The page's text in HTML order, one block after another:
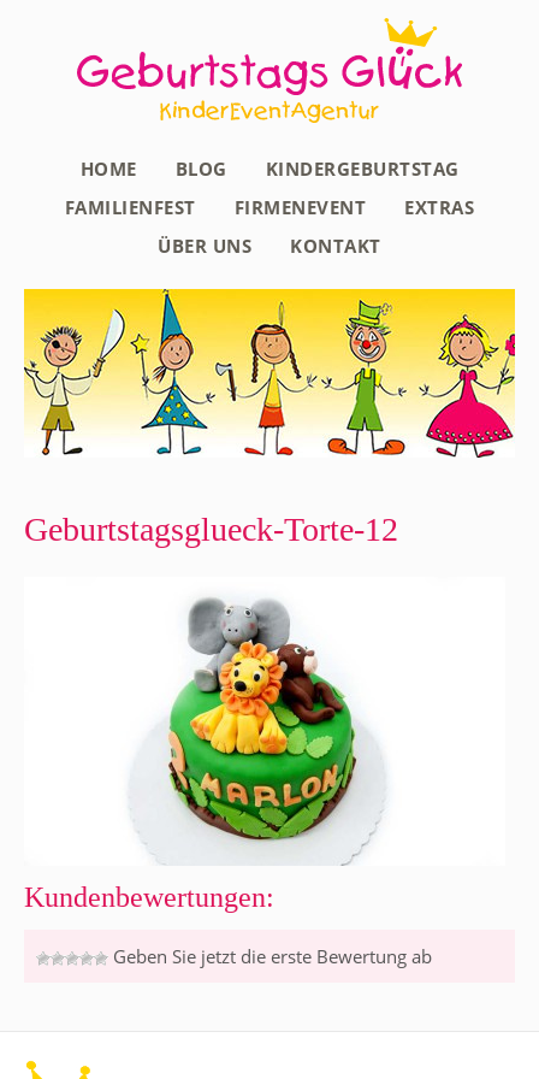
HOME BLOG
KINDERGEBURTSTAG
FAMILIENFEST
FIRMENEVENT
EXTRAS
ÜBER UNS
KONTAKT
Geburtstagsglueck-Torte-12
Kundenbewertungen:
Geben Sie jetzt die erste Bewertung ab